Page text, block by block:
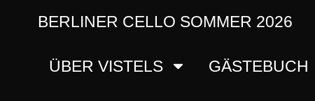
BERLINER CELLO SOMMER 2026
ÜBER VISTELS GÄSTEBUCH